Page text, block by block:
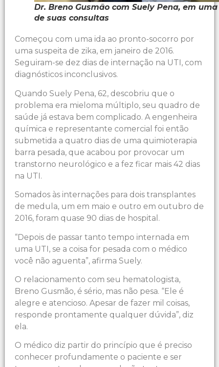
Dr. Breno Gusmão com Suely Pena, em uma
de suas consultas
Começou com uma ida ao pronto-socorro por
uma suspeita de zika, em janeiro de 2016.
Seguiram-se dez dias de internação na UTI, com
diagnósticos inconclusivos.
Quando Suely Pena, 62, descobriu que o
problema era mieloma múltiplo, seu quadro de
saúde já estava bem complicado. A engenheira
química e representante comercial foi então
submetida a quatro dias de uma quimioterapia
barra pesada, que acabou por provocar um
transtorno neurológico e a fez ficar mais 42 dias
na UTI.
Somados às internações para dois transplantes
de medula, um em maio e outro em outubro de
2016, foram quase 90 dias de hospital.
“Depois de passar tanto tempo internada em
uma UTI, se a coisa for pesada com o médico
você não aguenta”, afirma Suely.
O relacionamento com seu hematologista,
Breno Gusmão, é sério, mas não pesa. “Ele é
alegre e atencioso. Apesar de fazer mil coisas,
responde prontamente qualquer dúvida”, diz
ela.
O médico diz partir do princípio que é preciso
conhecer profundamente o paciente e ser